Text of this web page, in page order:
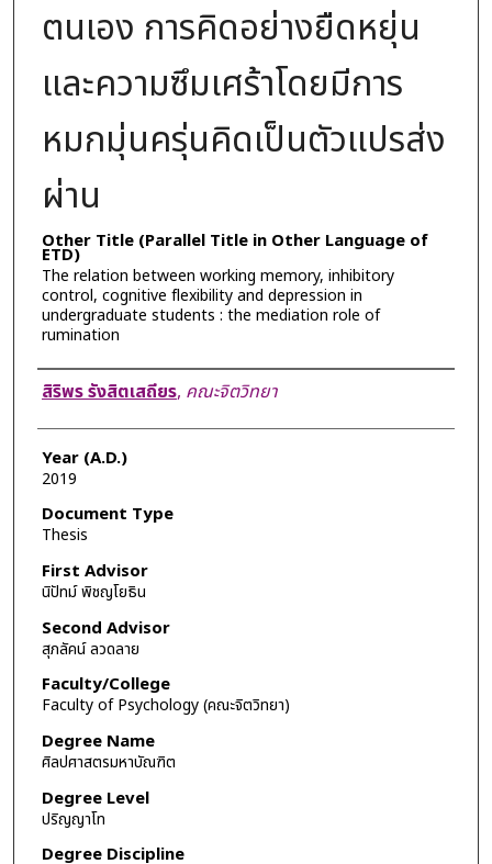
ตนเอง การคิดอย่างยืดหยุ่น
และความซึมเศร้าโดยมีการ
หมกมุ่นครุ่นคิดเป็นตัวแปรส่ง
ผ่าน
Other Title (Parallel Title in Other Language of
ETD)
The relation between working memory, inhibitory
control, cognitive flexibility and depression in
undergraduate students : the mediation role of
rumination
Author
สิริพร รังสิตเสถียร, คณะจิตวิทยา
Year (A.D.)
2019
Document Type
Thesis
First Advisor
นิปัทม์ พิชญโยธิน
Second Advisor
สุภลัคน์ ลวดลาย
Faculty/College
Faculty of Psychology (คณะจิตวิทยา)
Degree Name
ศิลปศาสตรมหาบัณฑิต
Degree Level
ปริญญาโท
Degree Discipline